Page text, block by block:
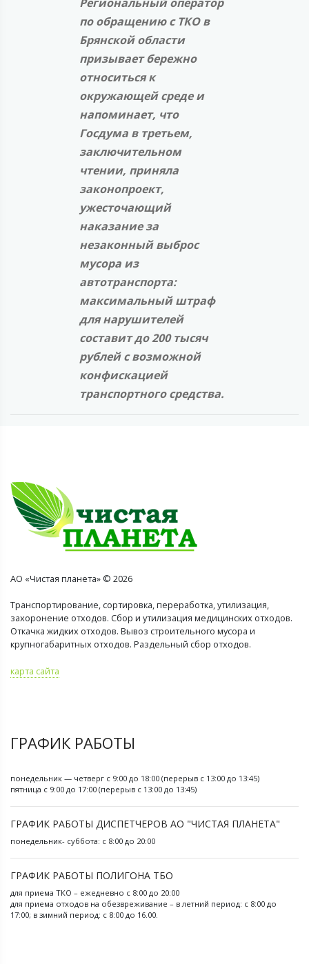
по обращению с ТКО в
Брянской области
призывает бережно
относиться к
окружающей среде и
напоминает, что
Госдума в третьем,
заключительном
чтении, приняла
законопроект,
ужесточающий
наказание за
незаконный выброс
мусора из
автотранспорта:
максимальный штраф
для нарушителей
составит до 200 тысяч
рублей с возможной
конфискацией
транспортного средства.
АО «Чистая планета» © 2026
Транспортирование, сортировка, переработка, утилизация,
захоронение отходов. Сбор и утилизация медицинских отходов.
Откачка жидких отходов. Вывоз строительного мусора и
крупногабаритных отходов. Раздельный сбор отходов.
карта сайта
ГРАФИК РАБОТЫ
понедельник — четверг с 9:00 до 18:00 (перерыв с 13:00 до 13:45)
пятница с 9:00 до 17:00 (перерыв с 13:00 до 13:45)
ГРАФИК РАБОТЫ ДИСПЕТЧЕРОВ АО "ЧИСТАЯ ПЛАНЕТА"
понедельник- суббота: с 8:00 до 20:00
ГРАФИК РАБОТЫ ПОЛИГОНА ТБО
для приема ТКО – ежедневно с 8:00 до 20:00
для приема отходов на обезвреживание – в летний период: с 8:00 до
17:00; в зимний период: с 8:00 до 16.00.